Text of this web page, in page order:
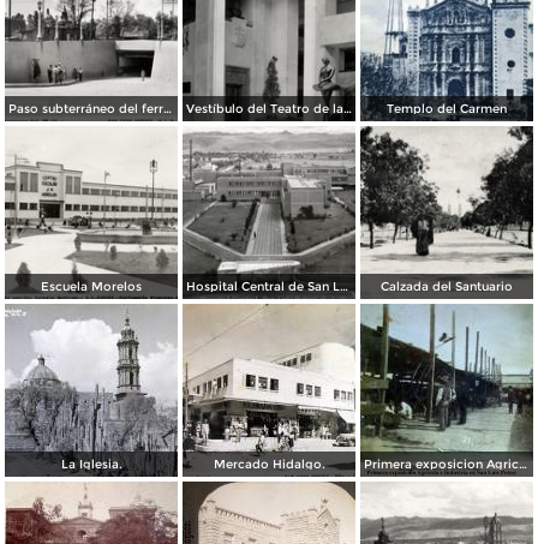
Paso subterráneo del ferrocarril Vestíbulo del Teatro de la Paz Templo del Carmen
Escuela Morelos Hospital Central de San Luis Potosí Calzada del Santuario
La Iglesia. Mercado Hidalgo. Primera exposicion Agricola e Industria en San Luis Potosi 15 de Septiembrede1906